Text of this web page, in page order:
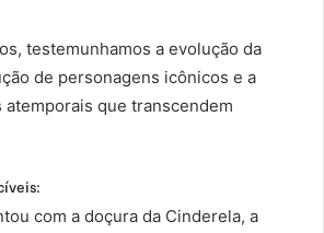
testemunhamos a evolução da
de personagens icônicos e a
que transcendem
com a doçura da Cinderela, a